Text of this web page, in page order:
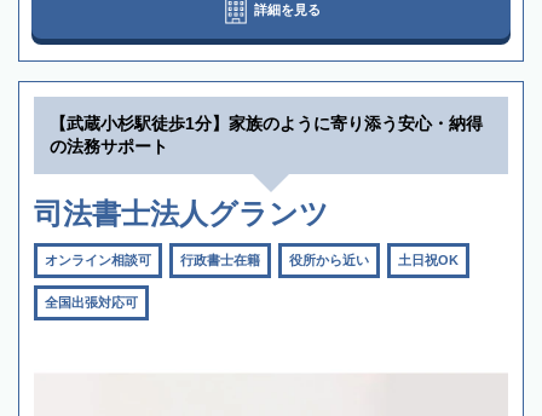
詳細を見る
【武蔵小杉駅徒歩1分】家族のように寄り添う安心・納得
の法務サポート
司法書士法人グランツ
オンライン相談可 行政書士在籍 役所から近い 土日祝OK
全国出張対応可